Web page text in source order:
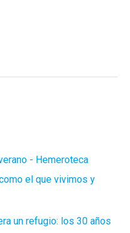
- Hemeroteca
el que vivimos y
un refugio: los 30 años